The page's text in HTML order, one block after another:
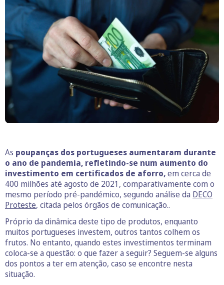
As poupanças dos portugueses aumentaram durante
o ano de pandemia, refletindo-se num aumento do
investimento em certificados de aforro,em cerca de
400 milhões até agosto de 2021, comparativamente com o
mesmo período pré-pandémico, segundo análise da DECO
Proteste, citada pelos órgãos de comunicação..
Próprio da dinâmica deste tipo de produtos, enquanto
muitos portugueses investem, outros tantos colhem os
frutos. No entanto, quando estes investimentos terminam
coloca-se a questão: o que fazer a seguir? Seguem-se alguns
dos pontos a ter em atenção, caso se encontre nesta
situação.